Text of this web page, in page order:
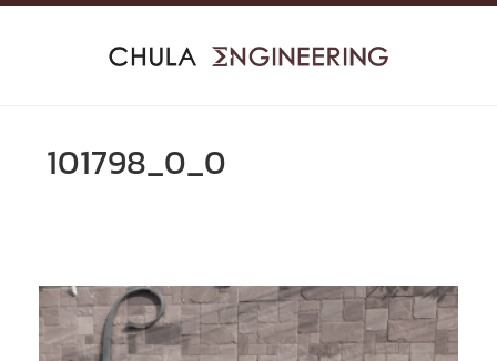
Skip
101798_0_0